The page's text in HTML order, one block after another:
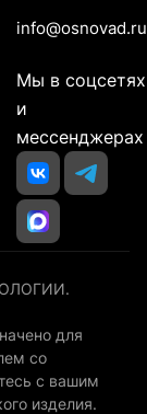
info@osnovad.ru
Мы в соцсетях
и
мессенджерах
для
со
с вашим
изделия.